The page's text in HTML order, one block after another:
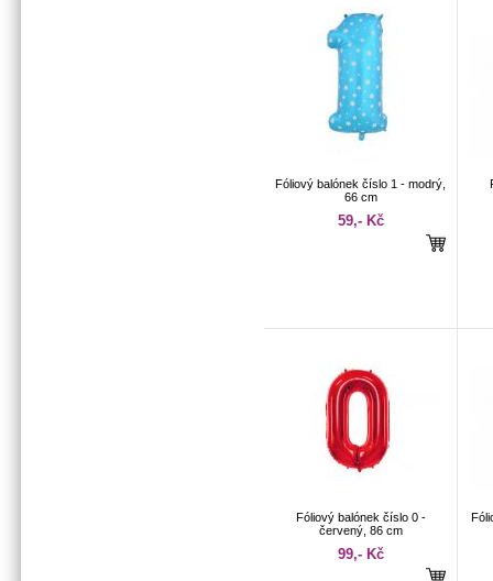
Fóliový balónek číslo 1 - modrý,
66 cm
59,- Kč
Fóliový balónek číslo 0 -
červený, 86 cm
99,- Kč